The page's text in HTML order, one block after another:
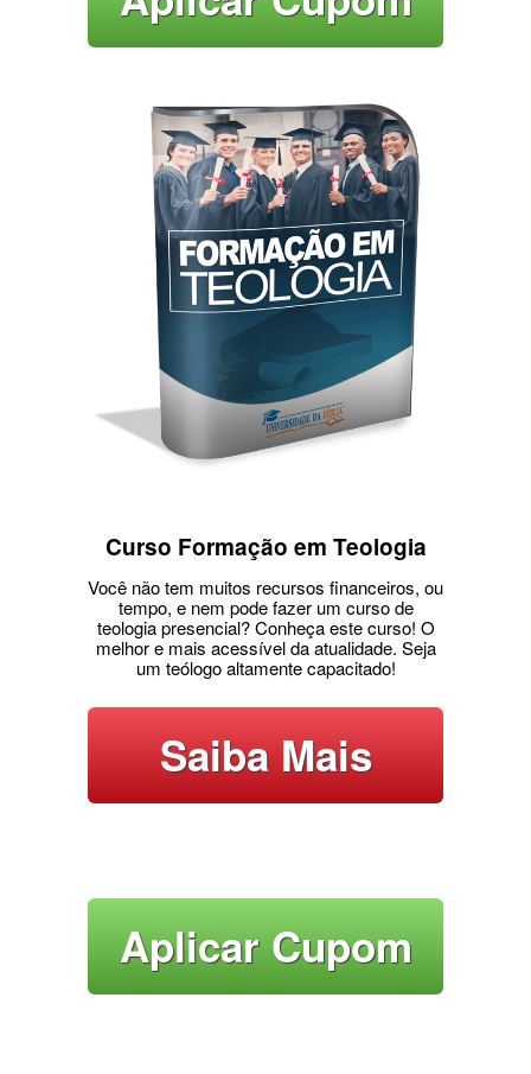
Curso Formação em Teologia
Você não tem muitos recursos financeiros, ou
tempo, e nem pode fazer um curso de
teologia presencial? Conheça este curso! O
melhor e mais acessível da atualidade. Seja
um teólogo altamente capacitado!
Saiba Mais
Aplicar Cupom